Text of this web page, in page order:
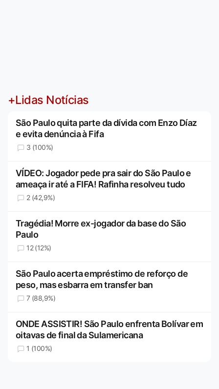
+Lidas Notícias
São Paulo quita parte da dívida com Enzo Díaz
e evita denúncia à Fifa
3 (100%)
VÍDEO: Jogador pede pra sair do São Paulo e
ameaça ir até a FIFA! Rafinha resolveu tudo
2 (42,9%)
Tragédia! Morre ex-jogador da base do São
Paulo
12 (12%)
São Paulo acerta empréstimo de reforço de
peso, mas esbarra em transfer ban
7 (88,9%)
ONDE ASSISTIR! São Paulo enfrenta Bolívar em
oitavas de final da Sulamericana
1 (100%)